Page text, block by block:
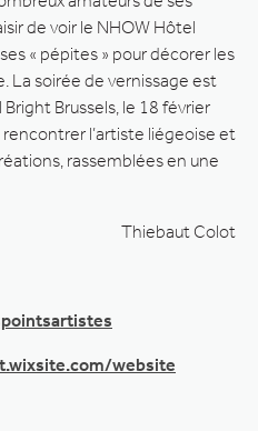
de voir le NHOW Hôtel
« pépites » pour décorer les
La soirée de vernissage est
Bright Brussels, le 18 février
l’artiste liégeoise et
rassemblées en une
Thiebaut Colot
website